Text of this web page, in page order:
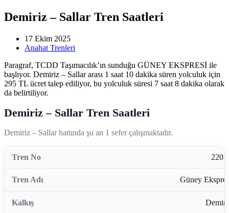
Demiriz – Sallar Tren Saatleri
17 Ekim 2025
Anahat Trenleri
Paragraf, TCDD Taşımacılık’ın sunduğu GÜNEY EKSPRESİ ile
başlıyor. Demiriz – Sallar arası 1 saat 10 dakika süren yolculuk için
295 TL ücret talep ediliyor, bu yolculuk süresi 7 saat 8 dakika olarak
da belirtiliyor.
Demiriz – Sallar Tren Saatleri
Demiriz – Sallar hattında şu an 1 sefer çalışmaktadır.
Güney